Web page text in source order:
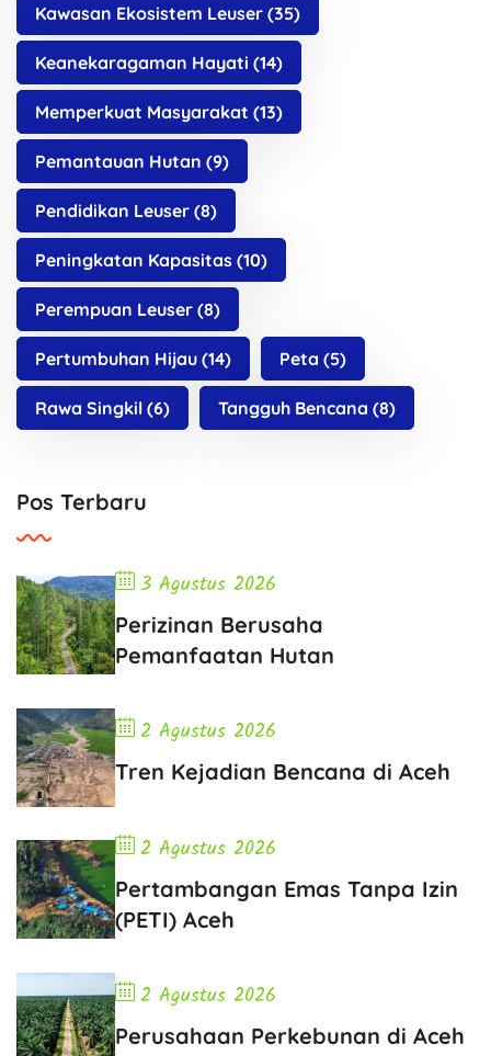
Kawasan Ekosistem Leuser (35)
Keanekaragaman Hayati (14)
Memperkuat Masyarakat (13)
Pemantauan Hutan (9)
Pendidikan Leuser (8)
Peningkatan Kapasitas (10)
Perempuan Leuser (8)
Pertumbuhan Hijau (14) Peta (5)
Rawa Singkil (6) Tangguh Bencana (8)
Pos Terbaru
3 Agustus 2026
Perizinan Berusaha
Pemanfaatan Hutan
2 Agustus 2026
Tren Kejadian Bencana di Aceh
2 Agustus 2026
Pertambangan Emas Tanpa Izin
(PETI) Aceh
2 Agustus 2026
Perusahaan Perkebunan di Aceh